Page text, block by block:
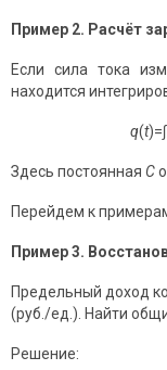
Пример 2. Расчёт
Если сила тока
находится
q(t)=∫
Здесь постоянная C
Перейдем к
Пример 3.
Предельный доход
(руб./ед.). Найти
Решение: